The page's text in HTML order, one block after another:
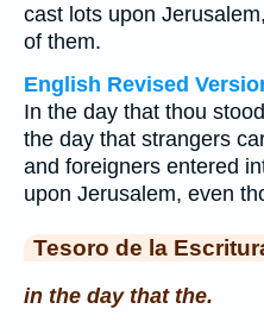
cast lots upon
of them.
English Revised
In the day that thou
the day that strangers
and foreigners entered
upon Jerusalem, even
Tesoro de la
in the day that the.